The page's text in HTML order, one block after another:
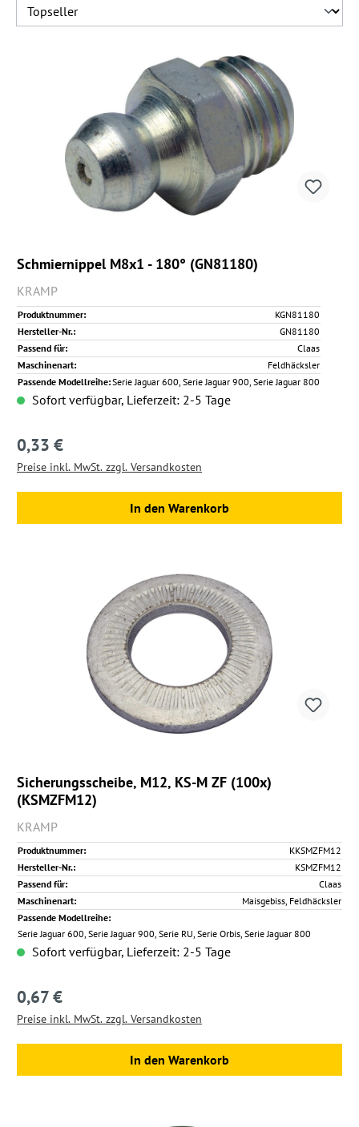
Schmiernippel M8x1 - 180° (GN81180)
KRAMP
Produktnummer:
KGN81180
Hersteller-Nr.:
GN81180
Passend für:
Claas
Maschinenart:
Feldhäcksler
Passende Modellreihe:Serie Jaguar 600, Serie Jaguar 900, Serie Jaguar 800
Sofort verfügbar, Lieferzeit: 2-5 Tage
Regulärer Preis:
0,33 €
Preise inkl. MwSt. zzgl. Versandkosten
In den Warenkorb
Sicherungsscheibe, M12, KS-M ZF (100x)
(KSMZFM12)
KRAMP
Produktnummer:
KKSMZFM12
Hersteller-Nr.:
KSMZFM12
Passend für:
Claas
Maschinenart:
Maisgebiss, Feldhäcksler
Passende Modellreihe:
Serie Jaguar 600, Serie Jaguar 900, Serie RU, Serie Orbis, Serie Jaguar 800
Sofort verfügbar, Lieferzeit: 2-5 Tage
Regulärer Preis:
0,67 €
Preise inkl. MwSt. zzgl. Versandkosten
In den Warenkorb